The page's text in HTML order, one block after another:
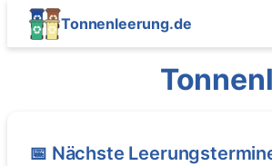
Tonnenleerung.de
📅 Nächste